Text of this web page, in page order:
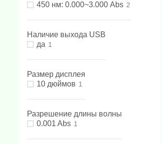
450 нм: 0.000~3.000 Abs 2
Наличие выхода USB
да 1
Размер дисплея
10 дюймов 1
Разрешение длины волны
0.001 Abs 1